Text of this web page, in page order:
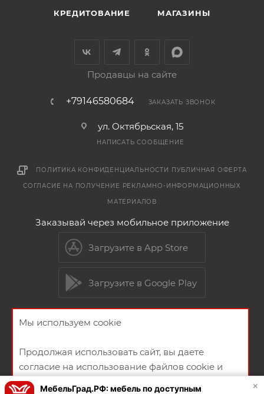
КРЕДИТОВАНИЕ МАГАЗИНЫ
Продавцы на сайте
+79146580684 ЗАКАЗАТЬ ЗВОНОК
ул. Октябрьская, 15
НАПИСАТЬ СООБЩЕНИЕ
ПОЛИТИКА КОНФИДЕНЦИАЛЬНОСТИ ПУБЛИЧНАЯ ОФЕРТА
СОГЛАСИЕ НА ПОЛУЧЕНИЕ РЕКЛАМНО-ИНФОРМАЦИОННЫХ
МАТЕРИАЛОВ
Заказывай через мобильное приложение
Загрузите в App Store
Загрузите в Google Play
Мы используем cookie
Продолжая использовать сайт, вы даете
согласие на использование файлов cookie и
политикой конфиденциальности
×
МебельГрад.РФ: мебель по доступным